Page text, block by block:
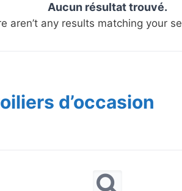
Aucun résultat trouvé.
aren’t any results matching your
d’occasion